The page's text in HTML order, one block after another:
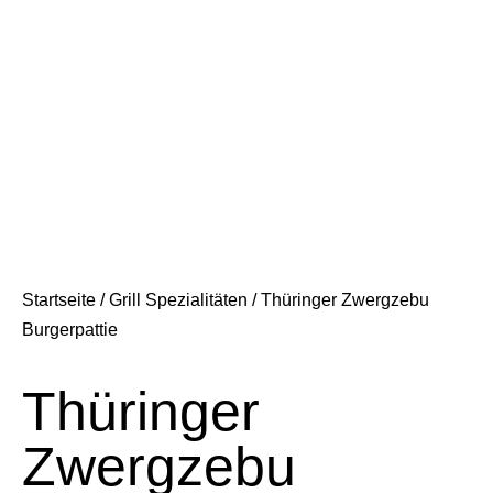
Startseite /Grill Spezialitäten / Thüringer Zwergzebu
Burgerpattie
Thüringer
Zwergzebu